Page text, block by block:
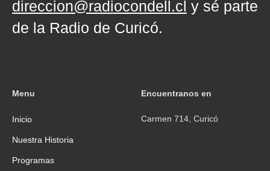
direccion@radiocondell.cl y sé parte
de la Radio de Curicó.
Menu
Inicio
Nuestra Historia
Programas
Encuentranos en
Carmen 714, Curicó